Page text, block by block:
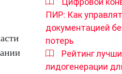
ПИР: Как
документацией
потерь
Рейтинг
лидогенерации